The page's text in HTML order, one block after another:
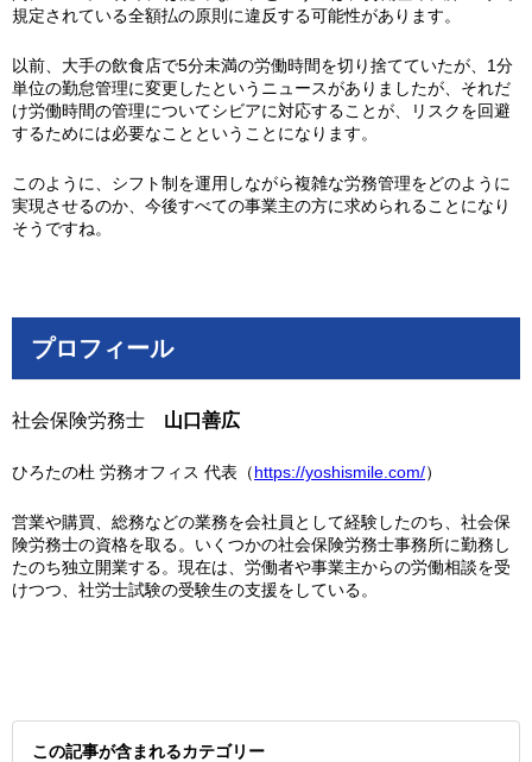
規定されている全額払の原則に違反する可能性があります。
以前、大手の飲食店で5分未満の労働時間を切り捨てていたが、1分
単位の勤怠管理に変更したというニュースがありましたが、それだ
け労働時間の管理についてシビアに対応することが、リスクを回避
するためには必要なことということになります。
このように、シフト制を運用しながら複雑な労務管理をどのように
実現させるのか、今後すべての事業主の方に求められることになり
そうですね。
プロフィール
社会保険労務士 山口善広
ひろたの杜 労務オフィス 代表（https://yoshismile.com/）
営業や購買、総務などの業務を会社員として経験したのち、社会保
険労務士の資格を取る。いくつかの社会保険労務士事務所に勤務し
たのち独立開業する。現在は、労働者や事業主からの労働相談を受
けつつ、社労士試験の受験生の支援をしている。
この記事が含まれるカテゴリー